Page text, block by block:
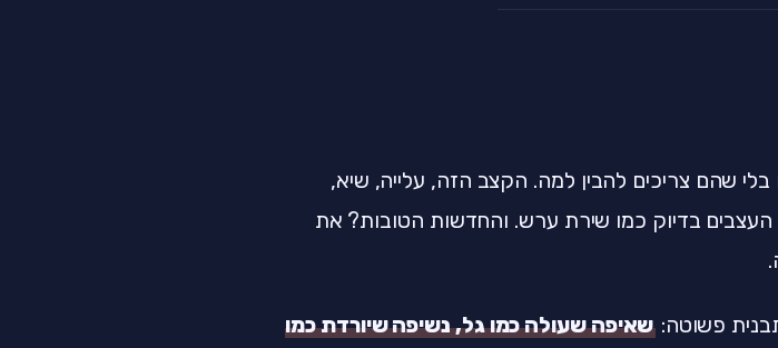
שהם צריכים להבין למה. הקצב הזה, עלייה, שיא,
בדיוק כמו שירת ערש. והחדשות הטובות? את
פשוטה:שאיפה שעולה כמו גל, נשיפה שיורדת כמו